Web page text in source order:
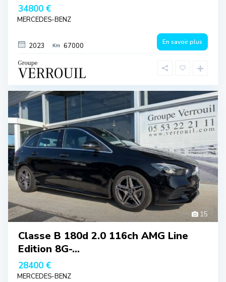
34800 €
MERCEDES-BENZ
2023 67000 En savoir plus
15
Classe B 180d 2.0 116ch AMG Line
Edition 8G-...
28400 €
MERCEDES-BENZ